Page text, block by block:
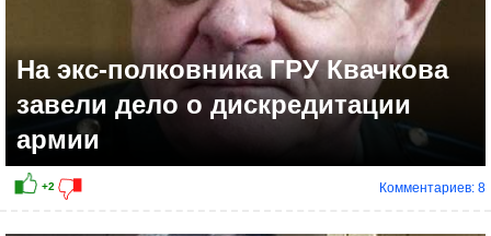
На экс-полковника ГРУ Квачкова
завели дело о дискредитации
армии
Комментариев: 8